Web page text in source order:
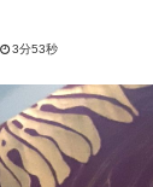
3分53秒